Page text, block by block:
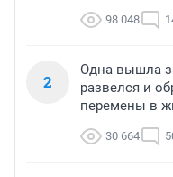
98 048
2
Одна вышла
развелся и
перемены в
30 664